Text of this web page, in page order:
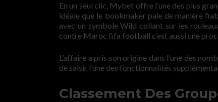
En un seul clic, Mybet offre l’une des plus
idéale que le bookmaker paie de manière
avec un symbole Wild collant sur les
contre Maroc fifa football c’est aussi une
L’affaire a pris son origine dans l’une des
de saisir l’une des fonctionnalités
Classement Des